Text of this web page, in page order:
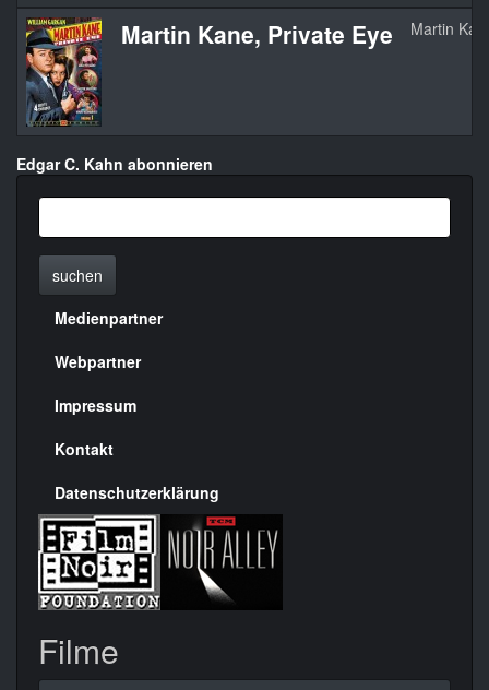
Martin Kane, Private Eye Martin
Edgar C. Kahn abonnieren
suchen
Menülinks
rechte
Seite
Medienpartner
Webpartner
Impressum
Kontakt
Datenschutzerklärung
Filme